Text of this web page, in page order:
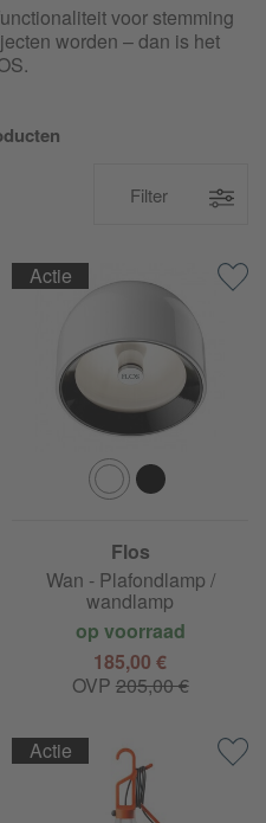
voor stemming
worden – dan is het
Filter
Flos
Wan - Plafondlamp /
wandlamp
op voorraad
185,00 €
OVP 205,00 €
Actie
Actie